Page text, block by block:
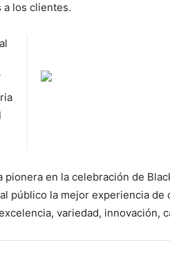
a los clientes.
pionera en la celebración de
público la mejor experiencia de
variedad, innovación,